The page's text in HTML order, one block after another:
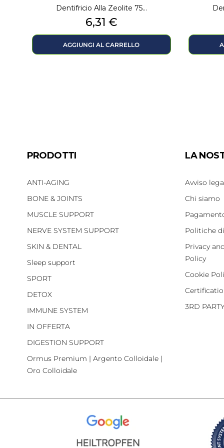
Dentifricio Alla Zeolite 75...
Prezzo
6,31 €
AGGIUNGI AL CARRELLO
PRODOTTI
ANTI-AGING
BONE & JOINTS
MUSCLE SUPPORT
NERVE SYSTEM SUPPORT
SKIN & DENTAL
Sleep support
SPORT
DETOX
IMMUNE SYSTEM
IN OFFERTA
DIGESTION SUPPORT
Ormus Premium | Argento Colloidale |
Oro Colloidale
LA
Avviso
Chi siamo
Politiche
Privacy
Policy
Cookie
3RD